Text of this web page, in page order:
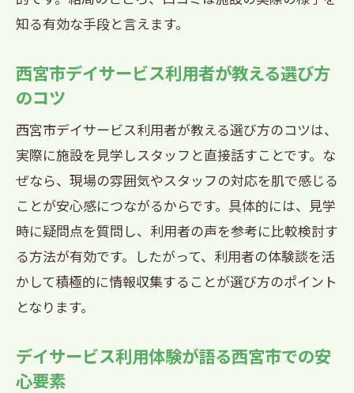
知る有効な手段と言えます。
西宮市デイサービス利用者が教える選び方
のコツ
西宮市デイサービス利用者が教える選び方のコツは、
実際に施設を見学しスタッフと直接話すことです。な
ぜなら、現場の雰囲気やスタッフの対応を肌で感じる
ことが安心感につながるからです。具体的には、見学
時に疑問点を質問し、利用者の声を参考に比較検討す
る方法が有効です。したがって、利用者の体験談を活
かして積極的に情報収集することが選び方のポイント
となります。
デイサービス利用体験が語る西宮市での安
心要素